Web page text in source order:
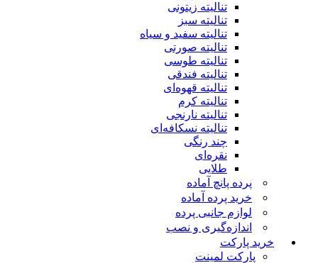
تنالیته زیتونی
تنالیته سبز
تنالیته سفید و سیاه
تنالیته صورتی
تنالیته طوسی
تنالیته فندقی
تنالیته قهوه‌ای
تنالیته کرم
تنالیته نارنجی
تنالیته نسکافه‌ای
چند رنگی
نقره‌ای
طلایی
پرده پانچ آماده
خرید پرده آماده
لوازم جانبی پرده
اندازه‌گیری و نصب
خرید پارکت
پارکت لمینت